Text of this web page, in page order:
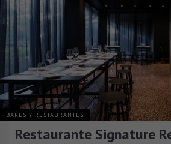
BARES Y RESTAURANTES
Restaurante Signature